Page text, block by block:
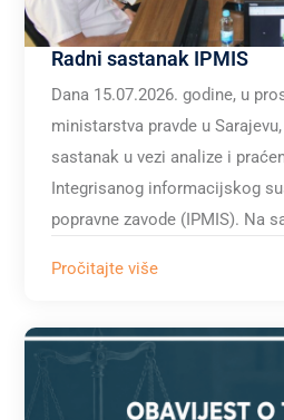
Radni sastanak IPMIS
Dana 15.07.2026. godine, u
ministarstva pravde u
sastanak u vezi analize i
Integrisanog informacijskog
popravne zavode (IPMIS). Na
Pročitajte više